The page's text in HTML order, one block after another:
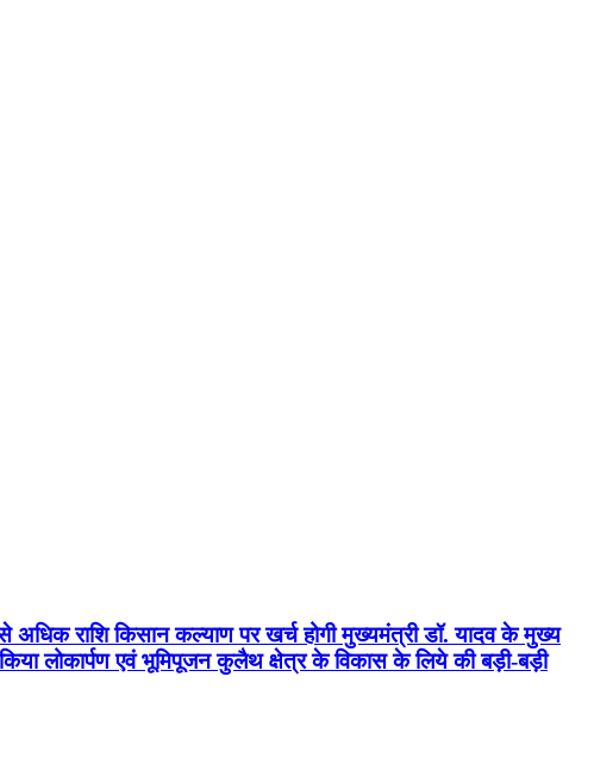
राशि किसान कल्याण पर खर्च होगी मुख्यमंत्री डॉ. यादव के मुख्य
लोकार्पण एवं भूमिपूजन कुलैथ क्षेत्र के विकास के लिये की बड़ी-बड़ी